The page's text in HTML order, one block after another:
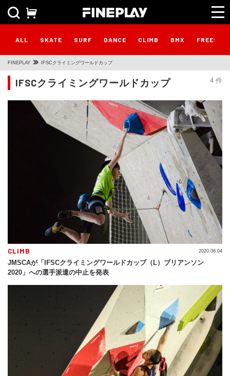
ALL SKATE SURF DANCE CLIMB BMX
FINEPLAY IFSCクライミングワールドカップ
4 件
IFSCクライミングワールドカップ
CLIMB
JMSCAが「IFSCクライミングワールドカップ（L）ブリアンソン
2020」への選手派遣の中止を発表
2020.08.04